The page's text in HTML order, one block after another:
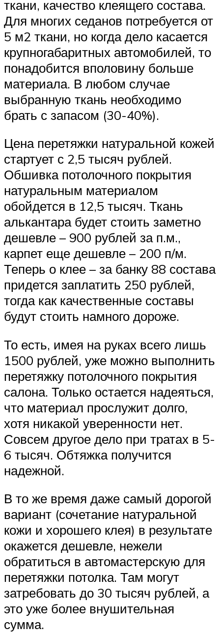
ткани, качество клеящего состава.
Для многих седанов потребуется от
5 м2 ткани, но когда дело касается
крупногабаритных автомобилей, то
понадобится вполовину больше
материала. В любом случае
выбранную ткань необходимо
брать с запасом (30-40%).
Цена перетяжки натуральной кожей
стартует с 2,5 тысяч рублей.
Обшивка потолочного покрытия
натуральным материалом
обойдется в 12,5 тысяч. Ткань
алькантара будет стоить заметно
дешевле – 900 рублей за п.м.,
карпет еще дешевле – 200 п/м.
Теперь о клее – за банку 88 состава
придется заплатить 250 рублей,
тогда как качественные составы
будут стоить намного дороже.
То есть, имея на руках всего лишь
1500 рублей, уже можно выполнить
перетяжку потолочного покрытия
салона. Только остается надеяться,
что материал прослужит долго,
хотя никакой уверенности нет.
Совсем другое дело при тратах в 5-
6 тысяч. Обтяжка получится
надежной.
В то же время даже самый дорогой
вариант (сочетание натуральной
кожи и хорошего клея) в результате
окажется дешевле, нежели
обратиться в автомастерскую для
перетяжки потолка. Там могут
затребовать до 30 тысяч рублей, а
это уже более внушительная
сумма.